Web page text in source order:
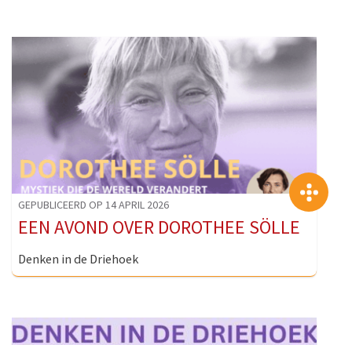
GEPUBLICEERD OP 14 APRIL 2026
EEN AVOND OVER DOROTHEE SÖLLE
Denken in de Driehoek